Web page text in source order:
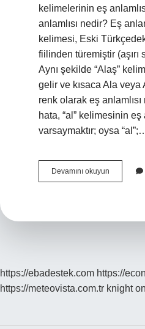
kelimelerinin eş
anlamlısı nedir? Eş
kelimesi, Eski
fiilinden türemiştir (aşırı
Aynı şekilde “Alaş”
gelir ve kısaca Ala veya
renk olarak eş
hata, “al” kelimesinin eş
varsaymaktır; oysa
Devamını okuyun
Eş
https://ebadestek.com https://
https://meteovista.com.tr knight